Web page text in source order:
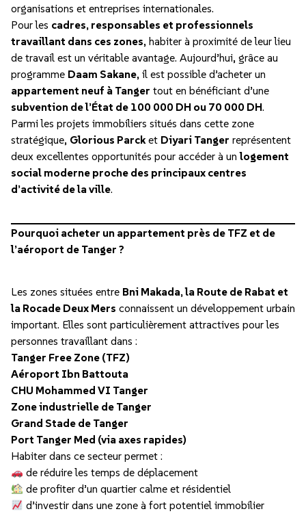
organisations et entreprises internationales.
Pour les cadres, responsables et professionnels
travaillant dans ces zones, habiter à proximité de leur lieu
de travail est un véritable avantage. Aujourd’hui, grâce au
programme Daam Sakane, il est possible d’acheter un
appartement neuf à Tanger tout en bénéficiant d’une
subvention de l’État de 100 000 DH ou 70 000 DH.
Parmi les projets immobiliers situés dans cette zone
stratégique, Glorious Parcket Diyari Tanger représentent
deux excellentes opportunités pour accéder à unlogement
social moderne proche des principaux centres
d’activité de la ville.
Pourquoi acheter un appartement près de TFZ et de
l’aéroport de Tanger ?
Les zones situées entre Bni Makada, la Route de Rabat et
la Rocade Deux Mers connaissent un développement urbain
important. Elles sont particulièrement attractives pour les
personnes travaillant dans :
Tanger Free Zone (TFZ)
Aéroport Ibn Battouta
CHU Mohammed VI Tanger
Zone industrielle de Tanger
Grand Stade de Tanger
Port Tanger Med (via axes rapides)
Habiter dans ce secteur permet :
de réduire les temps de déplacement
de profiter d’un quartier calme et résidentiel
d’investir dans une zone à fort potentiel immobilier